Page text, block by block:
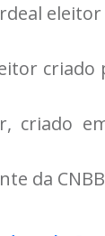
criado
da